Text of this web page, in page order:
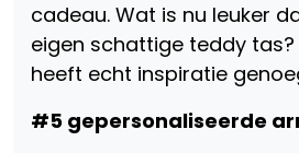
cadeau. Wat is nu leuker
eigen schattige teddy tas?
heeft echt inspiratie
#5 gepersonaliseerde